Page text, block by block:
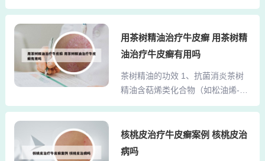
气，助睡眠，去头屑，清醒头脑，
等及睡眠难或睡眠质量差等情况。
选取桃木梳梳头一把，在起床时、
合，每处二十一遍到四十九遍不等
（见下图），百日必有效验。2、去
头屑妙法 取洋葱头一只捣碎，用纱
后再用硫磺药皂洗头，一星期后，
能止痒去头屑。陈醋溶液洗头取陈
用茶树精油治疗牛皮癣 用茶树精
油治疗牛皮癣有用吗
茶树精油的功效 1、抗菌消炎茶树
精油含萜烯类化合物（如松油烯-4-
醇），可破坏细菌细胞膜结构，抑
等病原微生物的增殖。临床研究表
明，其抗菌活性对皮肤感染、痤
核桃皮治疗牛皮癣案例 核桃皮治
病吗